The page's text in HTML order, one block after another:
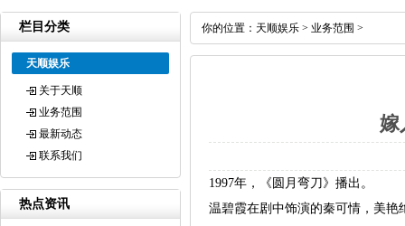
栏目分类
天顺娱乐
关于天顺
业务范围
最新动态
联系我们
热点资讯
你的位置： 天顺娱乐 > 业务范围 >
嫁
1997年，《圆月弯刀》播出。
温碧霞在剧中饰演的秦可情，美